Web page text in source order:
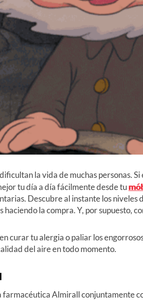
la vida de muchas personas. Si
tu día a día fácilmente desde tu
Descubre al instante los niveles
haciendo la compra. Y, por supuesto,
curar tu alergia o paliar los
del aire en todo momento.
Almirall conjuntamente